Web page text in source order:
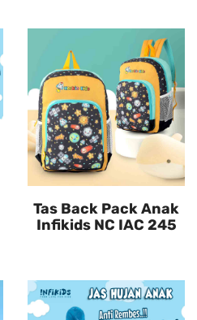
Tas Back Pack Anak
Infikids NC IAC 245